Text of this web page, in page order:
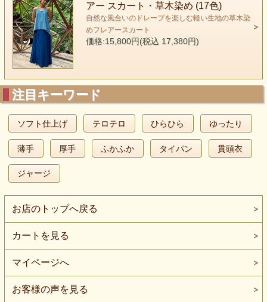
アー スカート・草木染め (17色)
自然な風合いのドレープを楽しむ軽い生地の草木染
めフレアースカート
価格:15,800円(税込 17,380円)
注目キーワード
ソフト仕上げ テロテロ ひらひら ゆったり
薄手 厚手 ふかふか タイパン 貫頭衣
ジャージ
お店のトップへ戻る
カートを見る
マイページへ
お客様の声を見る